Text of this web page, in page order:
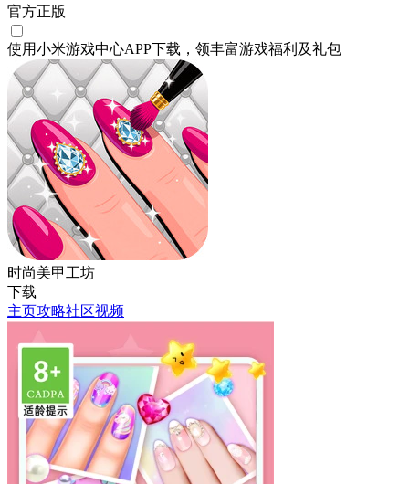
官方正版
使用小米游戏中心APP下载 ，领丰富游戏福利 及礼包
时尚美甲工坊
下载
主页攻略社区视频